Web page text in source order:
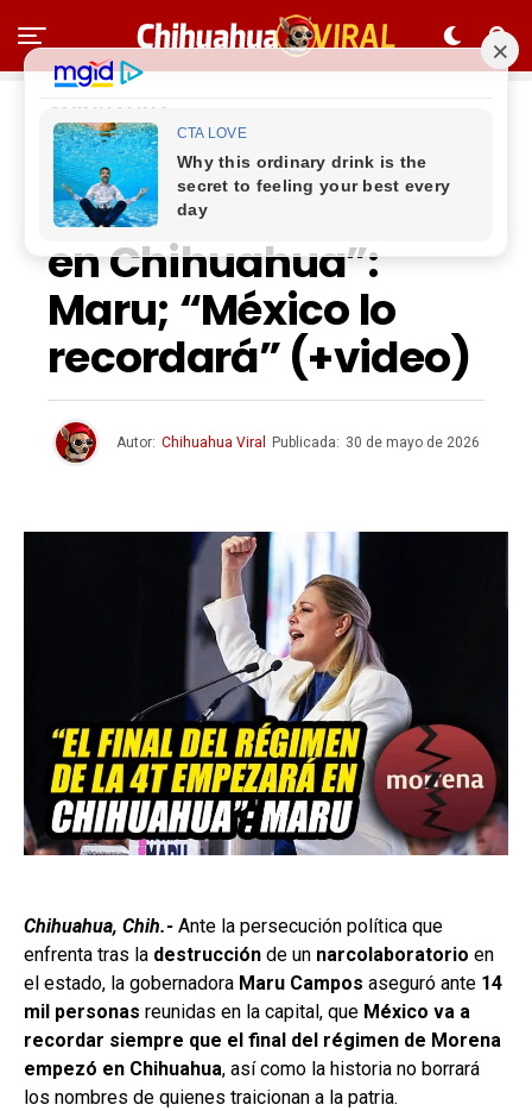
CHIHUAHUA
“El final del régimen
de la 4T empezará
en Chihuahua”:
Maru; “México lo
recordará” (+video)
Autor: Chihuahua Viral Publicada: 30 de mayo de 2026
Chihuahua, Chih.- Ante la persecución política que
enfrenta tras la destrucción de un narcolaboratorio en
el estado, la gobernadora Maru Campos aseguró ante 14
mil personas reunidas en la capital, que México va a
recordar siempre que el final del régimen de Morena
empezó en Chihuahua, así como la historia no borrará
los nombres de quienes traicionan a la patria.